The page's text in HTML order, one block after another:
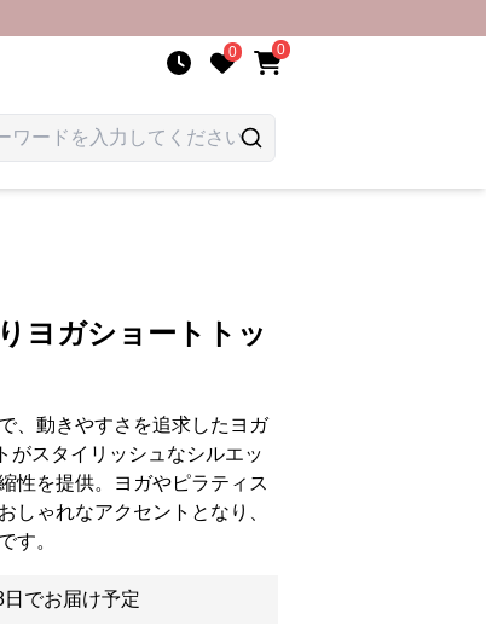
0 0
ヨガショートトッ
、動きやすさを追求したヨガ
がスタイリッシュなシルエッ
性を提供。ヨガやピラティス
しゃれなアクセントとなり、
す。
でお届け予定